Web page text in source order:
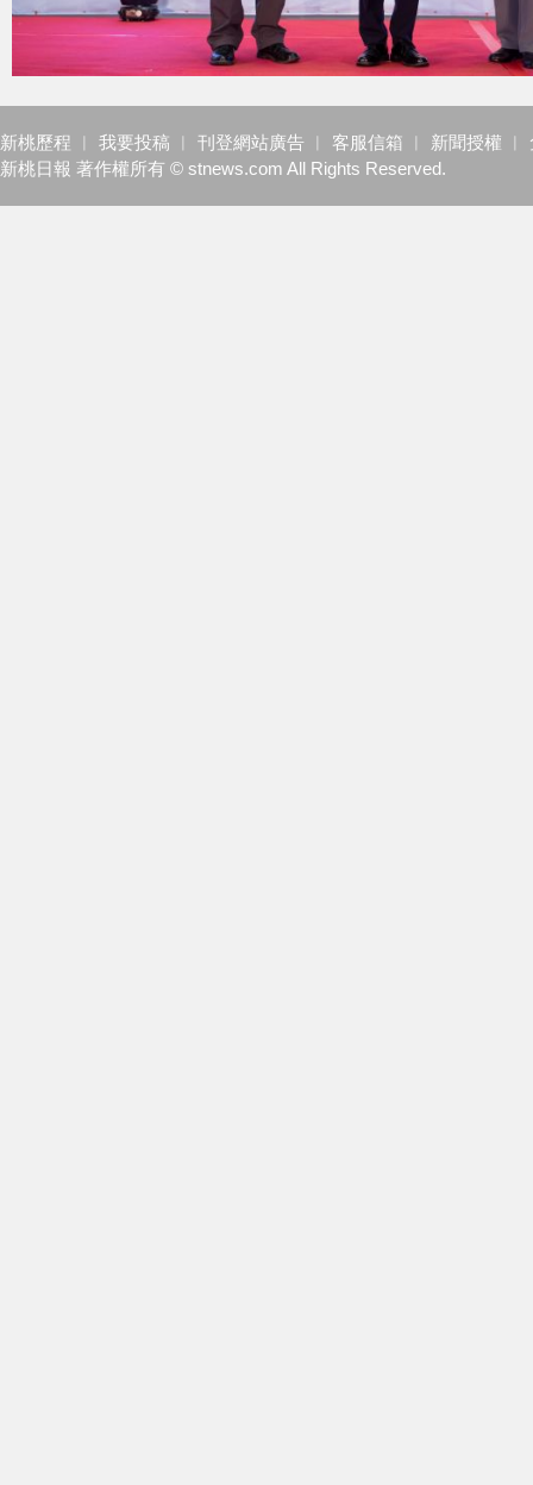
新桃歷程 ︱ 我要投稿 ︱ 刊登網站廣告 ︱ 客服信箱 ︱ 新聞授權 ︱
新桃日報 著作權所有 © stnews.com All Rights Reserved.